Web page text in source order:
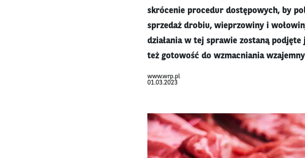
skrócenie procedur dostępowych, by
sprzedaż drobiu, wieprzowiny i
działania w tej sprawie zostaną
też gotowość do wzmacniania
www.wrp.pl
01.03.2023